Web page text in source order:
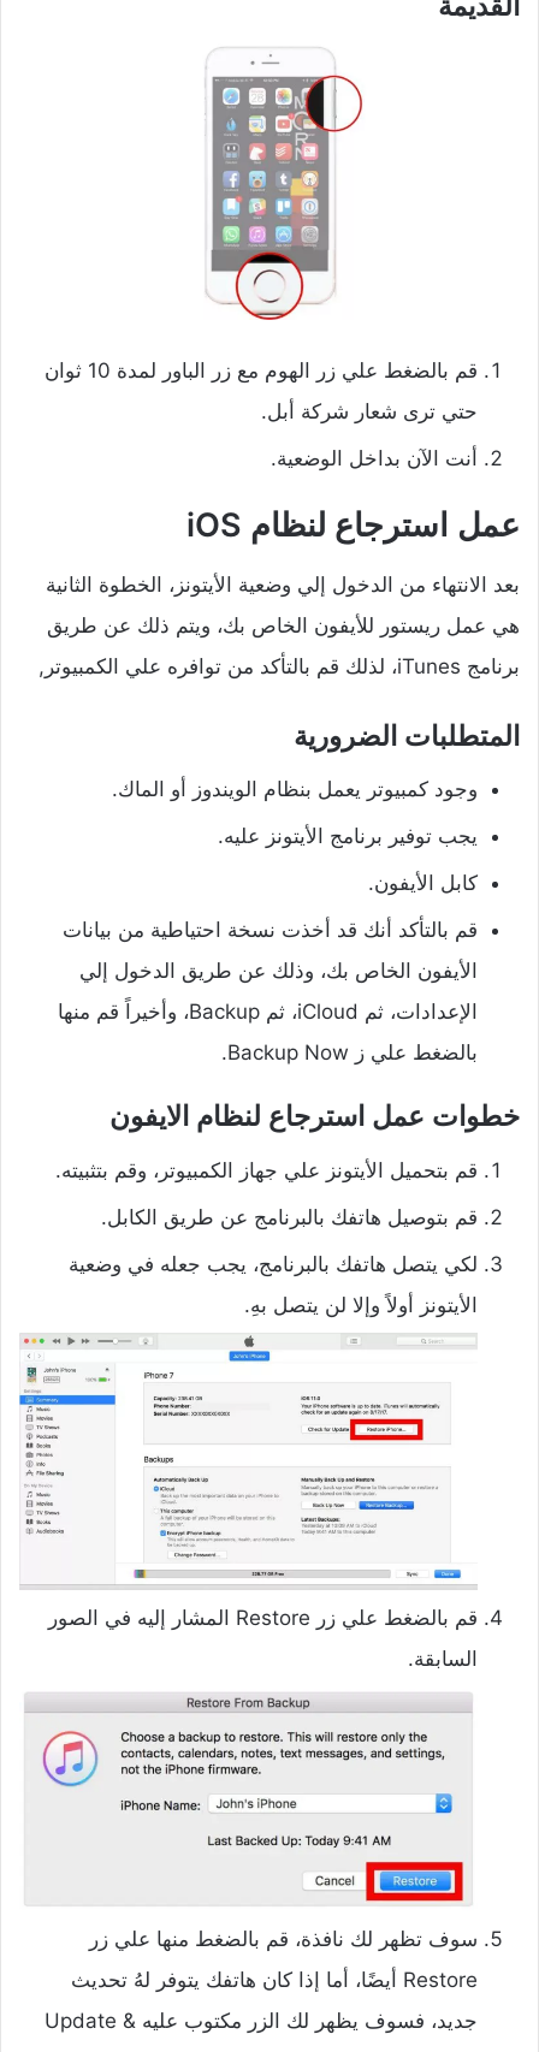
قم بالضغط علي زر الهوم مع زر الباور لمدة 10 ثوان
حتي ترى شعار شركة أبل.
أنت الآن بداخل الوضعية.
عمل استرجاع لنظام iOS
بعد الانتهاء من الدخول إلي وضعية الأيتونز، الخطوة الثانية
هي عمل ريستور للأيفون الخاص بك، ويتم ذلك عن طريق
برنامج iTunes، لذلك قم بالتأكد من توافره علي الكمبيوتر,
المتطلبات الضرورية
وجود كمبيوتر يعمل بنظام الويندوز أو الماك.
يجب توفير برنامج الأيتونز عليه.
كابل الأيفون.
قم بالتأكد أنك قد أخذت نسخة احتياطية من بيانات
الأيفون الخاص بك، وذلك عن طريق الدخول إلي
الإعدادات، ثم iCloud، ثم Backup، وأخيراً قم منها
بالضغط علي ز Backup Now.
خطوات عمل استرجاع لنظام الايفون
قم بتحميل الأيتونز علي جهاز الكمبيوتر ، وقم بتثبيته.
قم بتوصيل هاتفك بالبرنامج عن طريق الكابل.
لكي يتصل هاتفك بالبرنامج، يجب جعله في وضعية
الأيتونز أولاً وإلا لن يتصل بهِ.
قم بالضغط علي زر Restore المشار إليه في الصور
السابقة.
سوف تظهر لك نافذة، قم بالضغط منها علي زر
Restore أيضًا، أما إذا كان هاتفك يتوفر لهُ تحديث
جديد، فسوف يظهر لك الزر مكتوب عليه Update &